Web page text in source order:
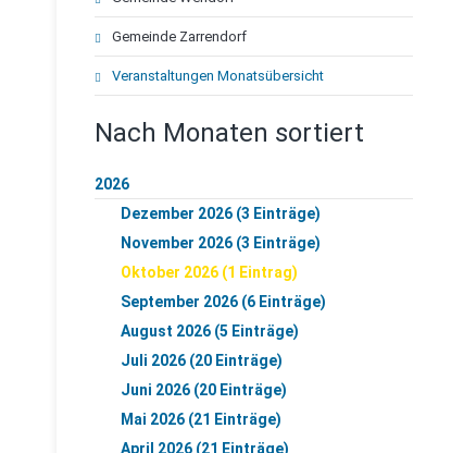
Gemeinde Zarrendorf
Veranstaltungen Monatsübersicht
Nach Monaten sortiert
2026
Dezember 2026 (3 Einträge)
November 2026 (3 Einträge)
Oktober 2026 (1 Eintrag)
September 2026 (6 Einträge)
August 2026 (5 Einträge)
Juli 2026 (20 Einträge)
Juni 2026 (20 Einträge)
Mai 2026 (21 Einträge)
April 2026 (21 Einträge)